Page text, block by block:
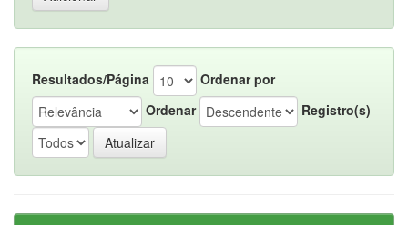
Resultados/Página
Ordenar por
Ordenar
Registro(s)